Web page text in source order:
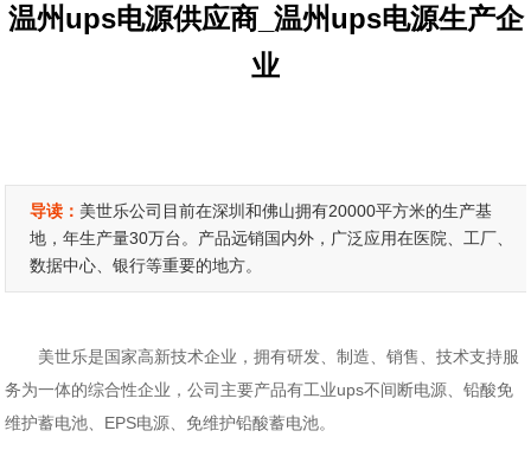
温州ups电源供应商_温州ups电源生产企
业
导读： 美世乐公司目前在深圳和佛山拥有20000平方米的生产基
地，年生产量30万台。产品远销国内外，广泛应用在医院、工厂、
数据中心、银行等重要的地方。
美世乐是国家高新技术企业，拥有研发、制造、销售、技术支持服
务为一体的综合性企业，公司主要产品有工业ups不间断电源、铅酸免
维护蓄电池、EPS电源、免维护铅酸蓄电池。